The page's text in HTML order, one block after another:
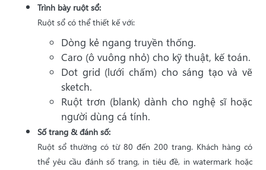
Trình bày ruột sổ:
Ruột sổ có thể thiết kế với:
Dòng kẻ ngang truyền thống.
Caro (ô vuông nhỏ) cho kỹ thuật, kế toán.
Dot grid (lưới chấm) cho sáng tạo và vẽ
sketch.
Ruột trơn (blank) dành cho nghệ sĩ hoặc
người dùng cá tính.
Số trang & đánh số:
Ruột sổ thường có từ 80 đến 200 trang. Khách hàng có
thể yêu cầu đánh số trang, in tiêu đề, in watermark hoặc